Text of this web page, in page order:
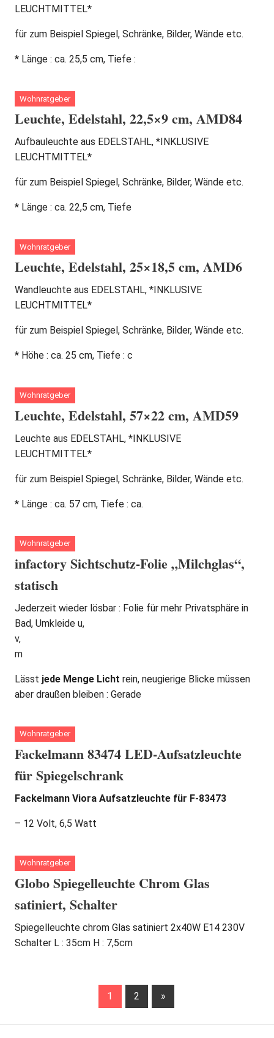
LEUCHTMITTEL*
für zum Beispiel Spiegel, Schränke, Bilder, Wände etc.
* Länge : ca. 25,5 cm, Tiefe :
Wohnratgeber
Leuchte, Edelstahl, 22,5×9 cm, AMD84
Aufbauleuchte aus EDELSTAHL, *INKLUSIVE
LEUCHTMITTEL*
für zum Beispiel Spiegel, Schränke, Bilder, Wände etc.
* Länge : ca. 22,5 cm, Tiefe
Wohnratgeber
Leuchte, Edelstahl, 25×18,5 cm, AMD6
Wandleuchte aus EDELSTAHL, *INKLUSIVE
LEUCHTMITTEL*
für zum Beispiel Spiegel, Schränke, Bilder, Wände etc.
* Höhe : ca. 25 cm, Tiefe : c
Wohnratgeber
Leuchte, Edelstahl, 57×22 cm, AMD59
Leuchte aus EDELSTAHL, *INKLUSIVE
LEUCHTMITTEL*
für zum Beispiel Spiegel, Schränke, Bilder, Wände etc.
* Länge : ca. 57 cm, Tiefe : ca.
Wohnratgeber
infactory Sichtschutz-Folie „Milchglas“,
statisch
Jederzeit wieder lösbar : Folie für mehr Privatsphäre in
Bad, Umkleide u,
v,
m
Lässt jede Menge Licht rein, neugierige Blicke müssen
aber draußen bleiben : Gerade
Wohnratgeber
Fackelmann 83474 LED-Aufsatzleuchte
für Spiegelschrank
Fackelmann Viora Aufsatzleuchte für F-83473
– 12 Volt, 6,5 Watt
Wohnratgeber
Globo Spiegelleuchte Chrom Glas
satiniert, Schalter
Spiegelleuchte chrom Glas satiniert 2x40W E14 230V
Schalter L : 35cm H : 7,5cm
Beitragsnavigation
1 2
Nächste
Beiträge
»